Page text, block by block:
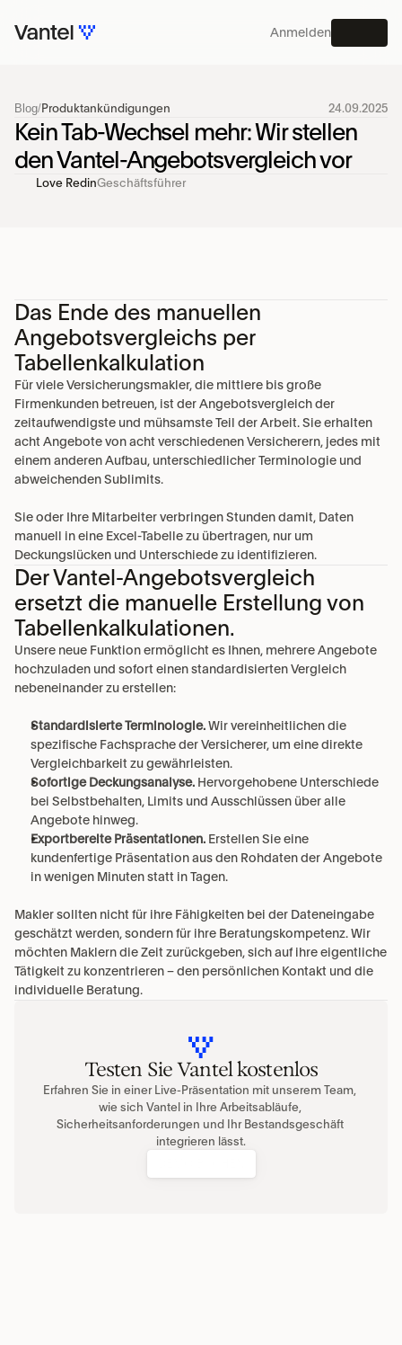
Blog/Produktankündigungen 24.09.2025
Kein Tab-Wechsel mehr: Wir stellen
den Vantel-Angebotsvergleich vor
Love RedinGeschäftsführer
Das Ende des manuellen
Angebotsvergleichs per
Tabellenkalkulation
Für viele Versicherungsmakler, die mittlere bis große
Firmenkunden betreuen, ist der Angebotsvergleich der
zeitaufwendigste und mühsamste Teil der Arbeit. Sie erhalten
acht Angebote von acht verschiedenen Versicherern, jedes mit
einem anderen Aufbau, unterschiedlicher Terminologie und
abweichenden Sublimits.
Sie oder Ihre Mitarbeiter verbringen Stunden damit, Daten
manuell in eine Excel-Tabelle zu übertragen, nur um
Deckungslücken und Unterschiede zu identifizieren.
Der Vantel-Angebotsvergleich
ersetzt die manuelle Erstellung von
Tabellenkalkulationen.
Unsere neue Funktion ermöglicht es Ihnen, mehrere Angebote
hochzuladen und sofort einen standardisierten Vergleich
nebeneinander zu erstellen:
Standardisierte Terminologie. Wir vereinheitlichen die
spezifische Fachsprache der Versicherer, um eine direkte
Vergleichbarkeit zu gewährleisten.
Sofortige Deckungsanalyse. Hervorgehobene Unterschiede
bei Selbstbehalten, Limits und Ausschlüssen über alle
Angebote hinweg.
Exportbereite Präsentationen. Erstellen Sie eine
kundenfertige Präsentation aus den Rohdaten der Angebote
in wenigen Minuten statt in Tagen.
Makler sollten nicht für ihre Fähigkeiten bei der Dateneingabe
geschätzt werden, sondern für ihre Beratungskompetenz. Wir
möchten Maklern die Zeit zurückgeben, sich auf ihre eigentliche
Tätigkeit zu konzentrieren – den persönlichen Kontakt und die
individuelle Beratung.
Testen Sie Vantel kostenlos
Erfahren Sie in einer Live-Präsentation mit unserem Team,
wie sich Vantel in Ihre Arbeitsabläufe,
Sicherheitsanforderungen und Ihr Bestandsgeschäft
integrieren lässt.
Anmelden